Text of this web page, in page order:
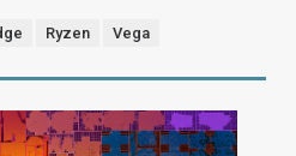
Ryzen Vega